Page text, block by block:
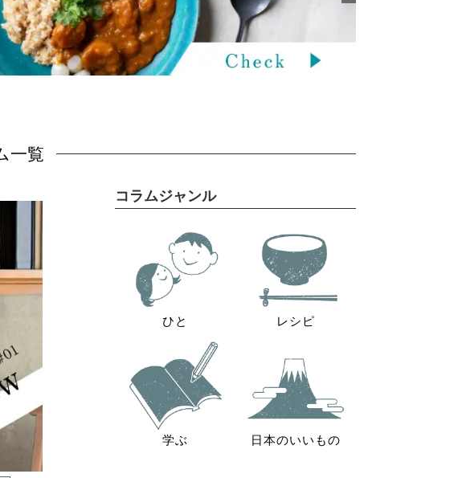
一覧
コラムジャンル
ひと レシピ
学ぶ 日本のいいもの